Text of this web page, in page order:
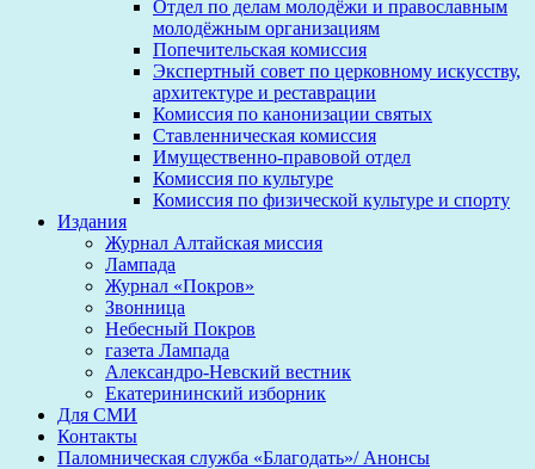
Отдел по делам молодёжи и православным
молодёжным организациям
Попечительская комиссия
Экспертный совет по церковному искусству,
архитектуре и реставрации
Комиссия по канонизации святых
Ставленническая комиссия
Имущественно-правовой отдел
Комиссия по культуре
Комиссия по физической культуре и спорту
Издания
Журнал Алтайская миссия
Лампада
Журнал «Покров»
Звонница
Небесный Покров
газета Лампада
Александро-Невский вестник
Екатерининский изборник
Для СМИ
Контакты
Паломническая служба «Благодать»/ Анонсы